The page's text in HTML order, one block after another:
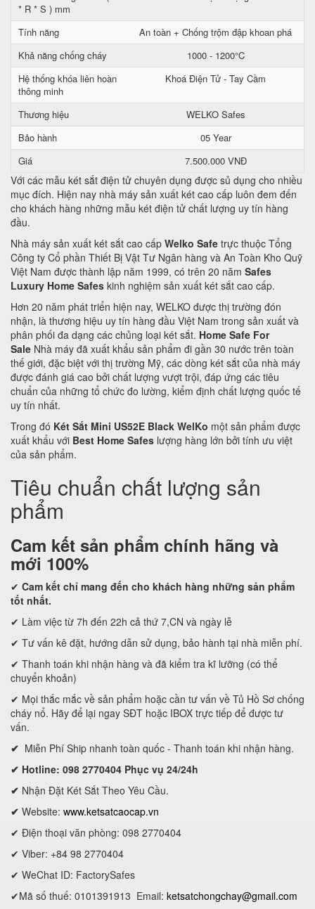
* R * S ) mm
Tính năng
An toàn + Chống trộm đập khoan phá
Khả năng chống cháy
1000 - 1200°C
Hệ thống khóa liên hoàn
thông minh
Khoá Điện Tử - Tay Cầm
Thương hiệu
WELKO Safes
Bảo hành
05 Year
Giá
7.500.000 VNĐ
Với các mẫu két sắt điện tử chuyên dụng được sủ dụng cho nhiều
mục đích. Hiện nay nhà máy sản xuất két cao cấp luôn đem đến
cho khách hàng những mẫu két điện tử chất lượng uy tín hàng
đầu.
Nhà máy sản xuất két sắt cao cấp Welko Safe trực thuộc Tổng
Công ty Cổ phần Thiết Bị Vật Tư Ngân hàng và An Toàn Kho Quỹ
Việt Nam được thành lập năm 1999, có trên 20 năm Safes
Luxury Home Safes kinh nghiệm sản xuất két sắt cao cấp.
Hơn 20 năm phát triển hiện nay, WELKO được thị trường đón
nhận, là thương hiệu uy tín hàng đầu Việt Nam trong sản xuất và
phân phối đa dạng các chủng loại két sắt. Home Safe For
Sale Nhà máy đã xuất khẩu sản phẩm đi gần 30 nước trên toàn
thế giới, đặc biệt với thị trường Mỹ, các dòng két sắt của nhà máy
được đánh giá cao bởi chất lượng vượt trội, đáp ứng các tiêu
chuẩn của những tổ chức đo lường, kiểm định chất lượng quốc tế
uy tín nhất.
Trong đó Két Sắt Mini US52E Black WelKo một sản phẩm được
xuất khẩu với Best Home Safes lượng hàng lớn bởi tính ưu việt
của sản phẩm.
Tiêu chuẩn chất lượng sản
phẩm
Cam kết sản phẩm chính hãng và
mới 100%
✔ Cam kết chỉ mang đến cho khách hàng những sản phẩm
tốt nhất.
✔ Làm việc từ 7h đến 22h cả thứ 7,CN và ngày lễ
✔ Tư vấn kê đặt, hướng dẫn sử dụng, bảo hành tại nhà miễn phí.
✔ Thanh toán khi nhận hàng và đã kiểm tra kĩ lưỡng (có thể
chuyển khoản)
✔ Mọi thắc mắc về sản phẩm hoặc cần tư vấn về Tủ Hồ Sơ chống
cháy nổ. Hãy để lại ngay SĐT hoặc IBOX trực tiếp để được tư
vấn.
✔ Miễn Phí Ship nhanh toàn quốc - Thanh toán khi nhận hàng.
✔ Hotline: 098 2770404 Phục vụ 24/24h
✔ Nhận Đặt Két Sắt Theo Yêu Cầu.
✔ Website: www.ketsatcaocap.vn
✔ Điện thoại văn phòng: 098 2770404
✔ Viber: +84 98 2770404
✔ WeChat ID: FactorySafes
✔Mã số thuế: 0101391913 Email: ketsatchongchay@gmail.com